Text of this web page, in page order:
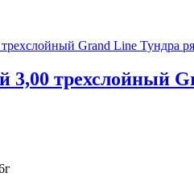
3,00 трехслойный